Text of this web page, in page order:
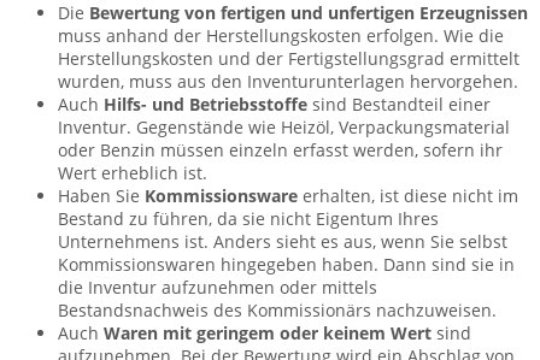
Die Bewertung von fertigen und unfertigen Erzeugnissen
muss anhand der Herstellungskosten erfolgen. Wie die
Herstellungskosten und der Fertigstellungsgrad ermittelt
wurden, muss aus den Inventurunterlagen hervorgehen.
Auch Hilfs- und Betriebsstoffe sind Bestandteil einer
Inventur. Gegenstände wie Heizöl, Verpackungsmaterial
oder Benzin müssen einzeln erfasst werden, sofern ihr
Wert erheblich ist.
Haben Sie Kommissionsware erhalten, ist diese nicht im
Bestand zu führen, da sie nicht Eigentum Ihres
Unternehmens ist. Anders sieht es aus, wenn Sie selbst
Kommissionswaren hingegeben haben. Dann sind sie in
die Inventur aufzunehmen oder mittels
Bestandsnachweis des Kommissionärs nachzuweisen.
Auch Waren mit geringem oder keinem Wert sind